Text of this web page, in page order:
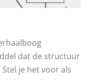
dat de structuur
je het voor als